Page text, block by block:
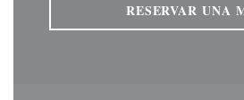
RESERVAR UNA